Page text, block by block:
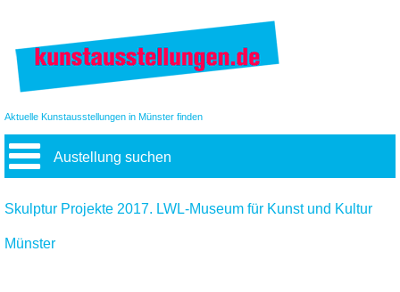
Aktuelle Kunstausstellungen in Münster finden
Austellung suchen
Skulptur Projekte 2017. LWL-Museum für Kunst und Kultur
Münster